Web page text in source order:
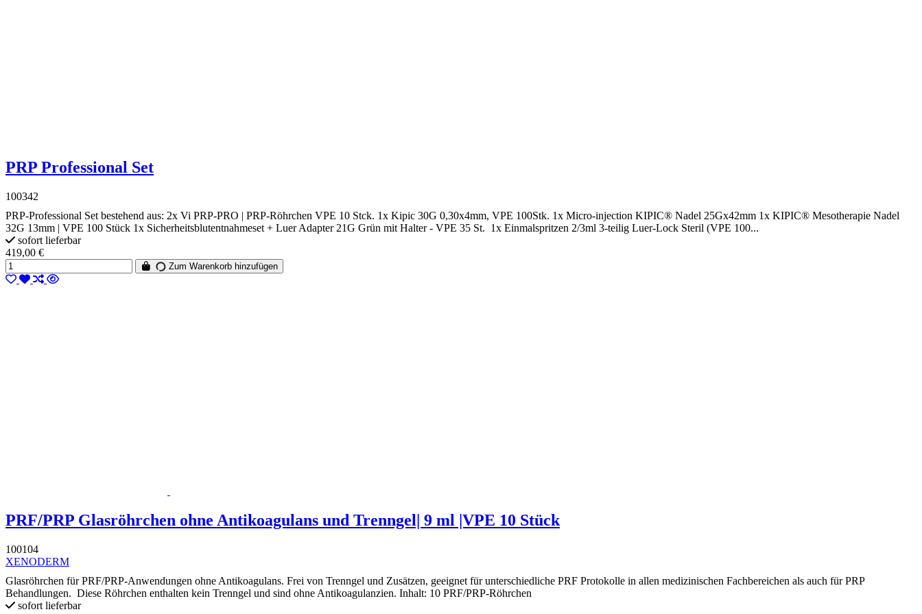
PRP Professional Set
100342
PRP-Professional Set bestehend aus: 2x Vi PRP-PRO | PRP-Röhrchen VPE 10 Stck. 1x Kipic 30G 0,30x4mm, VPE 100Stk. 1x Micro-injection KIPIC® Nadel 25Gx42mm 1x KIPIC® Mesotherapie Nadel
32G 13mm | VPE 100 Stück 1x Sicherheitsblutentnahmeset + Luer Adapter 21G Grün mit Halter - VPE 35 St. 1x Einmalspritzen 2/3ml 3-teilig Luer-Lock Steril (VPE 100...
sofort lieferbar
419,00 €
Zum Warenkorb hinzufügen
PRF/PRP Glasröhrchen ohne Antikoagulans und Trenngel| 9 ml |VPE 10 Stück
100104
XENODERM
Glasröhrchen für PRF/PRP-Anwendungen ohne Antikoagulans. Frei von Trenngel und Zusätzen, geeignet für unterschiedliche PRF Protokolle in allen medizinischen Fachbereichen als auch für PRP
Behandlungen. Diese Röhrchen enthalten kein Trenngel und sind ohne Antikoagulanzien. Inhalt: 10 PRF/PRP-Röhrchen
sofort lieferbar